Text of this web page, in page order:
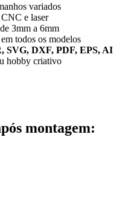
variados
e laser
3mm a 6mm
todos os modelos
SVG, DXF, PDF, EPS, AI
hobby criativo
montagem: